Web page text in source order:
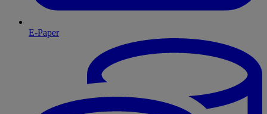
E-Paper